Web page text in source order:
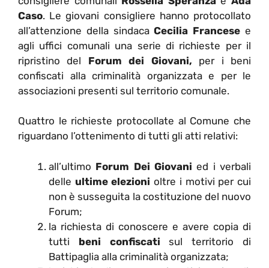
Caso. Le giovani consigliere hanno protocollato
all’attenzione della sindacaCecilia Francese e
agli uffici comunali una serie di richieste per il
ripristino del Forum dei Giovani, per i beni
confiscati alla criminalità organizzata e per le
associazioni presenti sul territorio comunale.
Quattro le richieste protocollate al Comune che
riguardano l’ottenimento di tutti gli atti relativi:
all’ultimo Forum Dei Giovani ed i verbali
delle ultime elezioni oltre i motivi per cui
non è susseguita la costituzione del nuovo
Forum;
la richiesta di conoscere e avere copia di
tutti beni confiscati sul territorio di
Battipaglia alla criminalità organizzata;